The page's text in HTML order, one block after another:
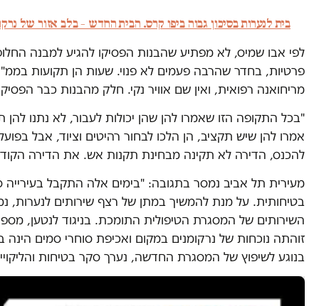
בית לנערות בסיכון גבוה ביפו קרס. הבית החדש – בלב אזור של
לפי אבו שמיס, לא מפתיע שהבנות הפסיקו להגיע למבנה
פרטיות, בחדר שהרבה פעמים לא פנוי. שעות הן תקועות
מריחואנה רפואית, ואין שם אוויר נקי. חלק מהבנות כבר הפסיקו להגיע. היום
"בכל התקופה הזו שאמרו להן שהן יכולות לעבור, לא נתנו
אמרו להן שיש תקציב, הן הלכו לבחור רהיטים וציוד, אבל
להכנס, הדירה לא תקינה מבחינת תקנות אש. את הדירה
מעירית תל אביב נמסר בתגובה: "בימים אלה התקבל בעירייה
בטיחותית. על מנת להמשיך במתן של רצף שירותים לנערות,
השירותים של המסגרת הטיפולית התומכת. בניגוד לנטען,
זוהתה נוכחות של נרקומנים במקום ואכיפת סוחרי סמים
בנוגע לשיפוץ של המסגרת החדשה, נערך סקר בטיחות